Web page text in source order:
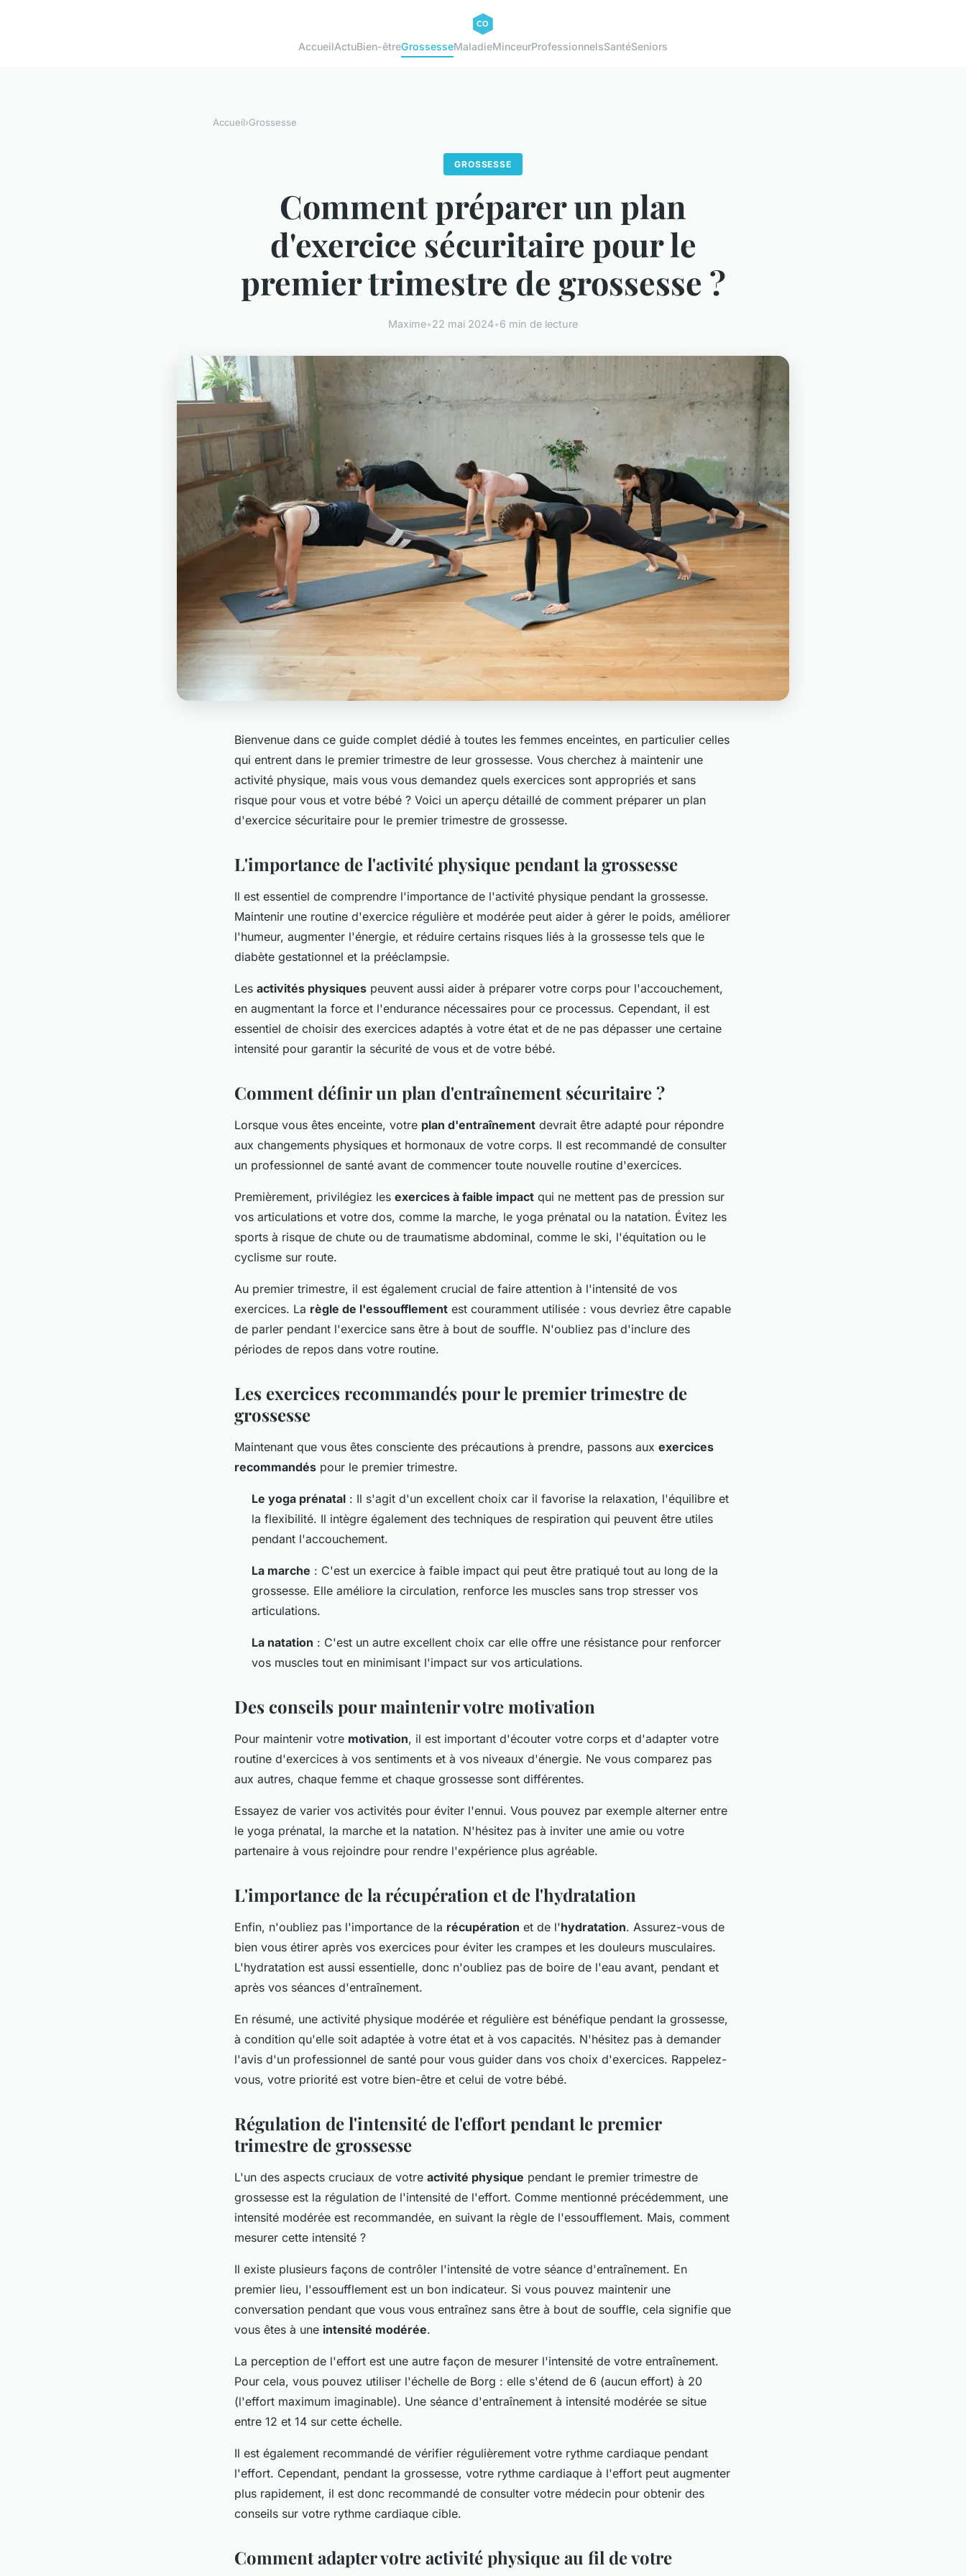
AccueilActuBien-êtreGrossesseMaladieMinceurProfessionnelsSantéSeniors
Accueil›Grossesse
GROSSESSE
Comment préparer un plan
d'exercice sécuritaire pour le
premier trimestre de grossesse ?
Maxime•22 mai 2024•6 min de lecture
Bienvenue dans ce guide complet dédié à toutes les femmes enceintes, en particulier celles
qui entrent dans le premier trimestre de leur grossesse. Vous cherchez à maintenir une
activité physique, mais vous vous demandez quels exercices sont appropriés et sans
risque pour vous et votre bébé ? Voici un aperçu détaillé de comment préparer un plan
d'exercice sécuritaire pour le premier trimestre de grossesse.
L'importance de l'activité physique pendant la grossesse
Il est essentiel de comprendre l'importance de l'activité physique pendant la grossesse.
Maintenir une routine d'exercice régulière et modérée peut aider à gérer le poids, améliorer
l'humeur, augmenter l'énergie, et réduire certains risques liés à la grossesse tels que le
diabète gestationnel et la prééclampsie.
Les activités physiques peuvent aussi aider à préparer votre corps pour l'accouchement,
en augmentant la force et l'endurance nécessaires pour ce processus. Cependant, il est
essentiel de choisir des exercices adaptés à votre état et de ne pas dépasser une certaine
intensité pour garantir la sécurité de vous et de votre bébé.
Comment définir un plan d'entraînement sécuritaire ?
Lorsque vous êtes enceinte, votre plan d'entraînement devrait être adapté pour répondre
aux changements physiques et hormonaux de votre corps. Il est recommandé de consulter
un professionnel de santé avant de commencer toute nouvelle routine d'exercices.
Premièrement, privilégiez les exercices à faible impact qui ne mettent pas de pression sur
vos articulations et votre dos, comme la marche, le yoga prénatal ou la natation. Évitez les
sports à risque de chute ou de traumatisme abdominal, comme le ski, l'équitation ou le
cyclisme sur route.
Au premier trimestre, il est également crucial de faire attention à l'intensité de vos
exercices. La règle de l'essoufflement est couramment utilisée : vous devriez être capable
de parler pendant l'exercice sans être à bout de souffle. N'oubliez pas d'inclure des
périodes de repos dans votre routine.
Les exercices recommandés pour le premier trimestre de
grossesse
Maintenant que vous êtes consciente des précautions à prendre, passons aux exercices
recommandés pour le premier trimestre.
Le yoga prénatal : Il s'agit d'un excellent choix car il favorise la relaxation, l'équilibre et
la flexibilité. Il intègre également des techniques de respiration qui peuvent être utiles
pendant l'accouchement.
La marche : C'est un exercice à faible impact qui peut être pratiqué tout au long de la
grossesse. Elle améliore la circulation, renforce les muscles sans trop stresser vos
articulations.
La natation : C'est un autre excellent choix car elle offre une résistance pour renforcer
vos muscles tout en minimisant l'impact sur vos articulations.
Des conseils pour maintenir votre motivation
Pour maintenir votre motivation, il est important d'écouter votre corps et d'adapter votre
routine d'exercices à vos sentiments et à vos niveaux d'énergie. Ne vous comparez pas
aux autres, chaque femme et chaque grossesse sont différentes.
Essayez de varier vos activités pour éviter l'ennui. Vous pouvez par exemple alterner entre
le yoga prénatal, la marche et la natation. N'hésitez pas à inviter une amie ou votre
partenaire à vous rejoindre pour rendre l'expérience plus agréable.
L'importance de la récupération et de l'hydratation
Enfin, n'oubliez pas l'importance de la récupération et de l'hydratation. Assurez-vous de
bien vous étirer après vos exercices pour éviter les crampes et les douleurs musculaires.
L'hydratation est aussi essentielle, donc n'oubliez pas de boire de l'eau avant, pendant et
après vos séances d'entraînement.
En résumé, une activité physique modérée et régulière est bénéfique pendant la grossesse,
à condition qu'elle soit adaptée à votre état et à vos capacités. N'hésitez pas à demander
l'avis d'un professionnel de santé pour vous guider dans vos choix d'exercices. Rappelez-
vous, votre priorité est votre bien-être et celui de votre bébé.
Régulation de l'intensité de l'effort pendant le premier
trimestre de grossesse
L'un des aspects cruciaux de votre activité physique pendant le premier trimestre de
grossesse est la régulation de l'intensité de l'effort. Comme mentionné précédemment, une
intensité modérée est recommandée, en suivant la règle de l'essoufflement. Mais, comment
mesurer cette intensité ?
Il existe plusieurs façons de contrôler l'intensité de votre séance d'entraînement. En
premier lieu, l'essoufflement est un bon indicateur. Si vous pouvez maintenir une
conversation pendant que vous vous entraînez sans être à bout de souffle, cela signifie que
vous êtes à une intensité modérée.
La perception de l'effort est une autre façon de mesurer l'intensité de votre entraînement.
Pour cela, vous pouvez utiliser l'échelle de Borg : elle s'étend de 6 (aucun effort) à 20
(l'effort maximum imaginable). Une séance d'entraînement à intensité modérée se situe
entre 12 et 14 sur cette échelle.
Il est également recommandé de vérifier régulièrement votre rythme cardiaque pendant
l'effort. Cependant, pendant la grossesse, votre rythme cardiaque à l'effort peut augmenter
plus rapidement, il est donc recommandé de consulter votre médecin pour obtenir des
conseils sur votre rythme cardiaque cible.
Comment adapter votre activité physique au fil de votre